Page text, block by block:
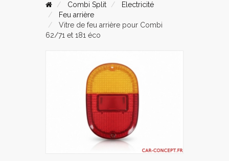
Combi Split
Electricité
Feu arrière
Vitre de feu arrière pour Combi
62/71 et 181 éco